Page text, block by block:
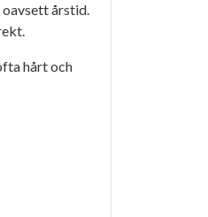
årstid.
hårt och